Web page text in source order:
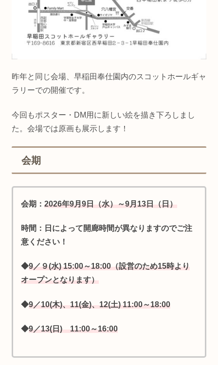
昨年と同じ会場、早稲田奉仕園内のスコットホールギャ
ラリーでの開催です。
今回もポスター・DM用に新しい絵を描き下ろしまし
た。会場では原画も展示します！
会期
会期： 2026年9月9日（水）～9月13日（日）
時間：日によって開廊時間が異なりますのでご注
意ください！
◆9／９(水) 15:00～18:00（設営のため15時より
オープンとなります）
◆9／10(木)、11(金)、12(土) 11:00～18:00
◆9／13(日) 11:00～16:00